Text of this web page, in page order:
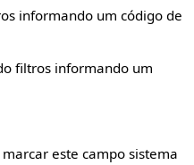
informando um código de
filtros informando um
marcar este campo sistema